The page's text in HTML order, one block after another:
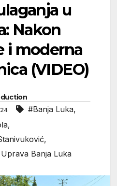
u
Nakon
i moderna
(VIDEO)
#Banja Luka,
,
,
Banja Luka